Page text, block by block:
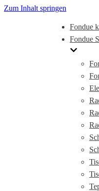
Zum Inhalt springen
Fondue
Fondue